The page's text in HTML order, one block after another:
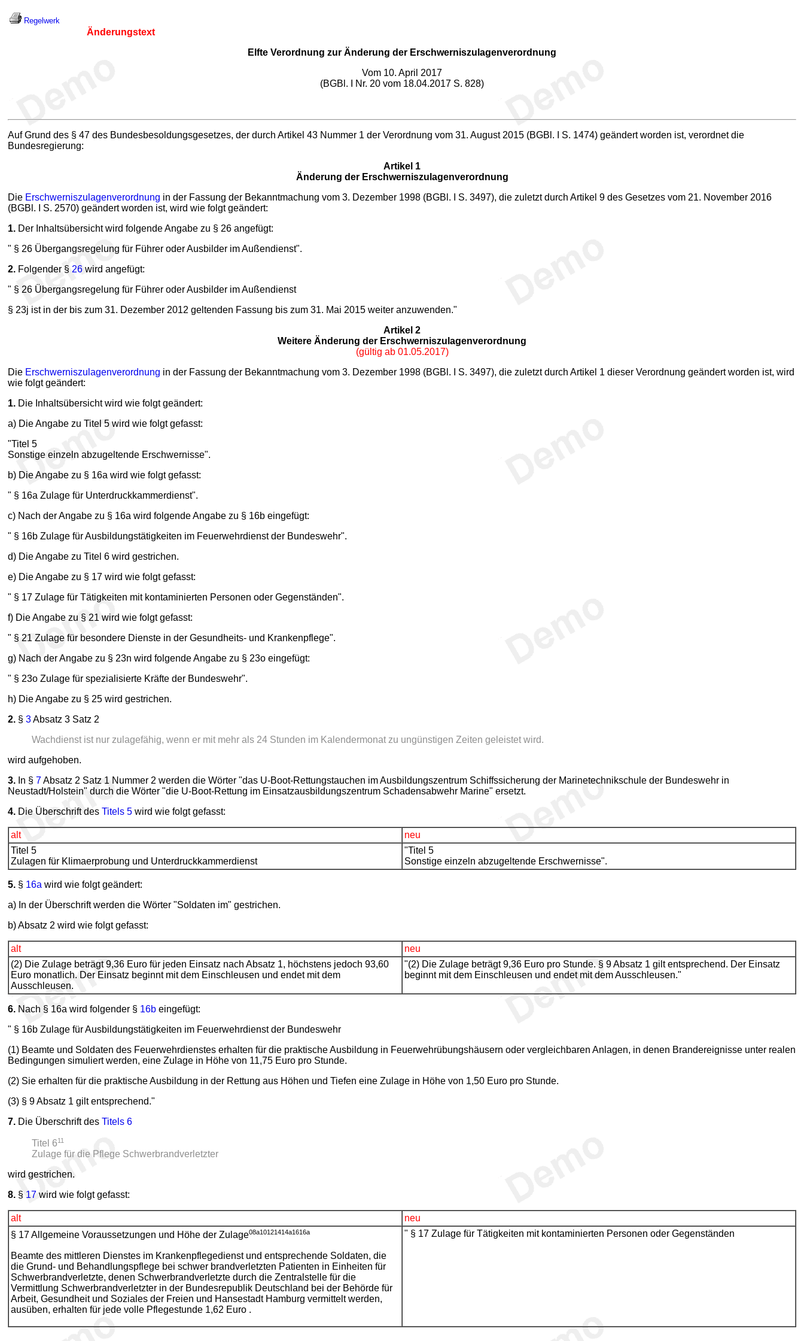
Regelwerk
Änderungstext
Elfte Verordnung zur Änderung der Erschwerniszulagenverordnung
Vom 10. April 2017
(BGBl. I Nr. 20 vom 18.04.2017 S. 828)
Auf Grund des § 47 des Bundesbesoldungsgesetzes, der durch Artikel 43 Nummer 1 der Verordnung vom 31. August 2015 (BGBl. I S. 1474) geändert worden ist, verordnet die
Bundesregierung:
Artikel 1
Änderung der Erschwerniszulagenverordnung
Die Erschwerniszulagenverordnung in der Fassung der Bekanntmachung vom 3. Dezember 1998 (BGBl. I S. 3497), die zuletzt durch Artikel 9 des Gesetzes vom 21. November 2016
(BGBl. I S. 2570) geändert worden ist, wird wie folgt geändert:
1. Der Inhaltsübersicht wird folgende Angabe zu § 26 angefügt:
" § 26 Übergangsregelung für Führer oder Ausbilder im Außendienst".
2. Folgender § 26 wird angefügt:
" § 26 Übergangsregelung für Führer oder Ausbilder im Außendienst
§ 23j ist in der bis zum 31. Dezember 2012 geltenden Fassung bis zum 31. Mai 2015 weiter anzuwenden."
Artikel 2
Weitere Änderung der Erschwerniszulagenverordnung
(gültig ab 01.05.2017)
Die Erschwerniszulagenverordnung in der Fassung der Bekanntmachung vom 3. Dezember 1998 (BGBl. I S. 3497), die zuletzt durch Artikel 1 dieser Verordnung geändert worden ist, wird
wie folgt geändert:
1. Die Inhaltsübersicht wird wie folgt geändert:
a) Die Angabe zu Titel 5 wird wie folgt gefasst:
"Titel 5
Sonstige einzeln abzugeltende Erschwernisse".
b) Die Angabe zu § 16a wird wie folgt gefasst:
" § 16a Zulage für Unterdruckkammerdienst".
c) Nach der Angabe zu § 16a wird folgende Angabe zu § 16b eingefügt:
" § 16b Zulage für Ausbildungstätigkeiten im Feuerwehrdienst der Bundeswehr".
d) Die Angabe zu Titel 6 wird gestrichen.
e) Die Angabe zu § 17 wird wie folgt gefasst:
" § 17 Zulage für Tätigkeiten mit kontaminierten Personen oder Gegenständen".
f) Die Angabe zu § 21 wird wie folgt gefasst:
" § 21 Zulage für besondere Dienste in der Gesundheits- und Krankenpflege".
g) Nach der Angabe zu § 23n wird folgende Angabe zu § 23o eingefügt:
" § 23o Zulage für spezialisierte Kräfte der Bundeswehr".
h) Die Angabe zu § 25 wird gestrichen.
2. § 3Absatz 3 Satz 2
Wachdienst ist nur zulagefähig, wenn er mit mehr als 24 Stunden im Kalendermonat zu ungünstigen Zeiten geleistet wird.
wird aufgehoben.
3. In § 7Absatz 2 Satz 1 Nummer 2 werden die Wörter "das U-Boot-Rettungstauchen im Ausbildungszentrum Schiffssicherung der Marinetechnikschule der Bundeswehr in
Neustadt/Holstein" durch die Wörter "die U-Boot-Rettung im Einsatzausbildungszentrum Schadensabwehr Marine" ersetzt.
4. Die Überschrift des Titels 5 wird wie folgt gefasst:
alt
neu
Titel 5
Zulagen für Klimaerprobung und Unterdruckkammerdienst
"Titel 5
Sonstige einzeln abzugeltende Erschwernisse".
5. § 16a wird wie folgt geändert:
a) In der Überschrift werden die Wörter "Soldaten im" gestrichen.
b) Absatz 2 wird wie folgt gefasst:
alt
neu
(2) Die Zulage beträgt 9,36 Euro für jeden Einsatz nach Absatz 1, höchstens jedoch 93,60
Euro monatlich. Der Einsatz beginnt mit dem Einschleusen und endet mit dem
Ausschleusen.
"(2) Die Zulage beträgt 9,36 Euro pro Stunde. § 9 Absatz 1 gilt entsprechend. Der Einsatz
beginnt mit dem Einschleusen und endet mit dem Ausschleusen."
6. Nach § 16a wird folgender § 16b eingefügt:
" § 16b Zulage für Ausbildungstätigkeiten im Feuerwehrdienst der Bundeswehr
(1) Beamte und Soldaten des Feuerwehrdienstes erhalten für die praktische Ausbildung in Feuerwehrübungshäusern oder vergleichbaren Anlagen, in denen Brandereignisse unter realen
Bedingungen simuliert werden, eine Zulage in Höhe von 11,75 Euro pro Stunde.
(2) Sie erhalten für die praktische Ausbildung in der Rettung aus Höhen und Tiefen eine Zulage in Höhe von 1,50 Euro pro Stunde.
(3) § 9 Absatz 1 gilt entsprechend."
7. Die Überschrift des Titels 6
Titel 611
Zulage für die Pflege Schwerbrandverletzter
wird gestrichen.
8. § 17 wird wie folgt gefasst:
alt
neu
§ 17 Allgemeine Voraussetzungen und Höhe der Zulage08a10121414a1616a
Beamte des mittleren Dienstes im Krankenpflegedienst und entsprechende Soldaten, die
die Grund- und Behandlungspflege bei schwer brandverletzten Patienten in Einheiten für
Schwerbrandverletzte, denen Schwerbrandverletzte durch die Zentralstelle für die
Vermittlung Schwerbrandverletzter in der Bundesrepublik Deutschland bei der Behörde für
Arbeit, Gesundheit und Soziales der Freien und Hansestadt Hamburg vermittelt werden,
ausüben, erhalten für jede volle Pflegestunde 1,62 Euro .
" § 17 Zulage für Tätigkeiten mit kontaminierten Personen oder Gegenständen